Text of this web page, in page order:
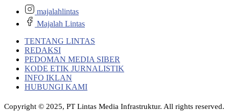
majalahlintas
Majalah Lintas
TENTANG LINTAS
REDAKSI
PEDOMAN MEDIA SIBER
KODE ETIK JURNALISTIK
INFO IKLAN
HUBUNGI KAMI
Copyright © 2025, PT Lintas Media Infrastruktur. All rights reserved.